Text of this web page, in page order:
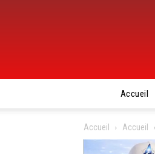
Accueil
Accueil Accueil